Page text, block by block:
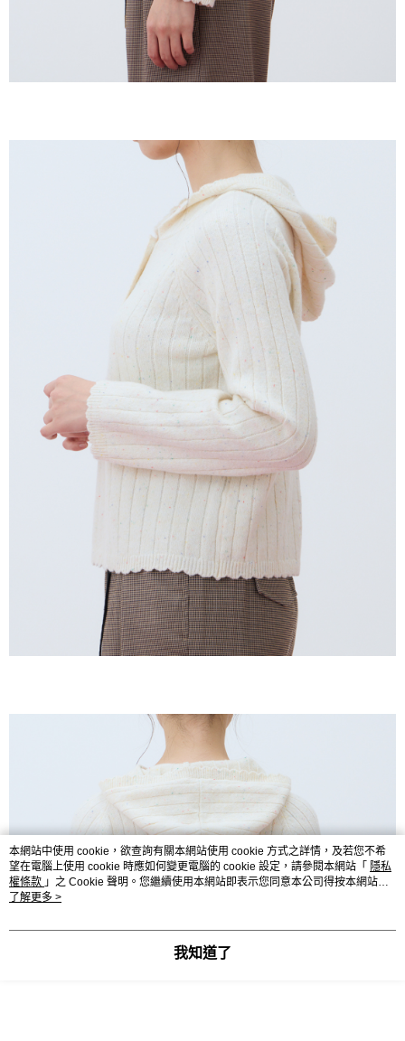
本網站中使用 cookie，欲查詢有關本網站使用 cookie 方式之詳情，及若您不希
望在電腦上使用 cookie 時應如何變更電腦的 cookie 設定，請參閱本網站「 隱私
權條款 」之 Cookie 聲明。您繼續使用本網站即表示您同意本公司得按本網站使
用條款之 Cookie 聲明使用 cookie。
了解更多 >
我知道了